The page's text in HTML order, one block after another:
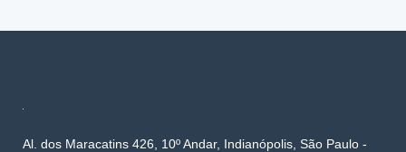
Al. dos Maracatins 426, 10º Andar, Indianópolis, São Paulo -